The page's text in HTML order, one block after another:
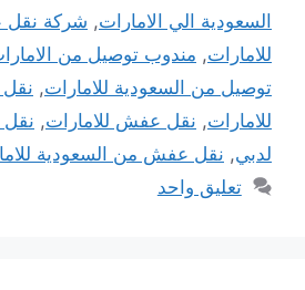
السعودية الي الامارات, شركة نقل
للامارات, مندوب توصيل من
توصيل من السعودية للامارات,
للامارات, نقل عفش للامارات,
لدبي, نقل عفش من السعودية
تعليق واحد